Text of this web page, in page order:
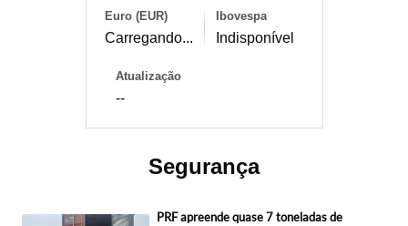
Euro (EUR)
Carregando...
Ibovespa
Indisponível
Atualização
--
Segurança
PRF apreende quase 7 toneladas de